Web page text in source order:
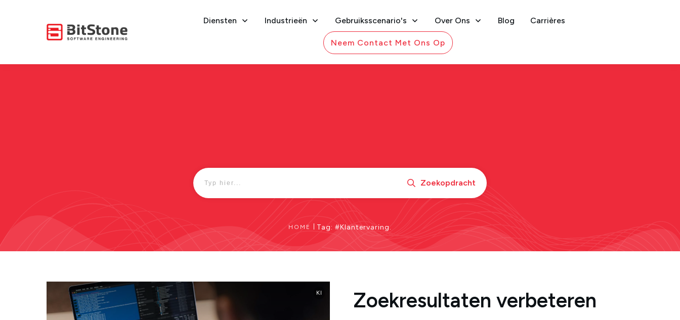
Diensten Industrieën Gebruiksscenario's Over Ons Blog Carrières
Neem Contact Met Ons Op
Zoekopdracht
HOME Tag: #Klantervaring.
KI
Zoekresultaten verbeteren